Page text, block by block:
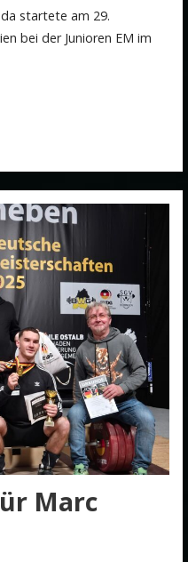
startete am 29.
bei der Junioren EM im
Marc